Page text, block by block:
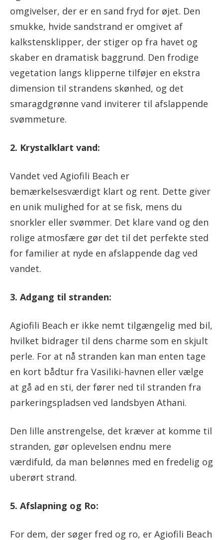
omgivelser, der er en sand fryd for øjet. Den
smukke, hvide sandstrand er omgivet af
kalkstensklipper, der stiger op fra havet og
skaber en dramatisk baggrund. Den frodige
vegetation langs klipperne tilføjer en ekstra
dimension til strandens skønhed, og det
smaragdgrønne vand inviterer til afslappende
svømmeture.
2. Krystalklart vand:
Vandet ved Agiofili Beach er
bemærkelsesværdigt klart og rent. Dette giver
en unik mulighed for at se fisk, mens du
snorkler eller svømmer. Det klare vand og den
rolige atmosfære gør det til det perfekte sted
for familier at nyde en afslappende dag ved
vandet.
3. Adgang til stranden:
Agiofili Beach er ikke nemt tilgængelig med bil,
hvilket bidrager til dens charme som en skjult
perle. For at nå stranden kan man enten tage
en kort bådtur fra Vasiliki-havnen eller vælge
at gå ad en sti, der fører ned til stranden fra
parkeringspladsen ved landsbyen Athani.
Den lille anstrengelse, det kræver at komme til
stranden, gør oplevelsen endnu mere
værdifuld, da man belønnes med en fredelig og
uberørt strand.
5. Afslapning og Ro:
For dem, der søger fred og ro, er Agiofili Beach